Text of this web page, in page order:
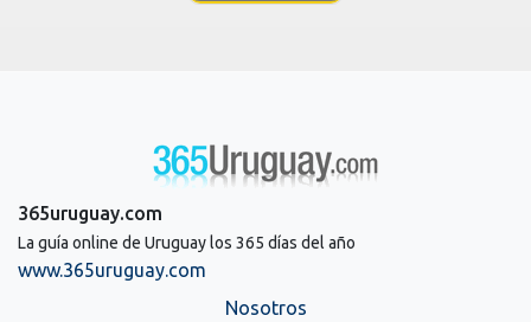
365uruguay.com
La guía online de Uruguay los 365 días del año
www.365uruguay.com
Nosotros